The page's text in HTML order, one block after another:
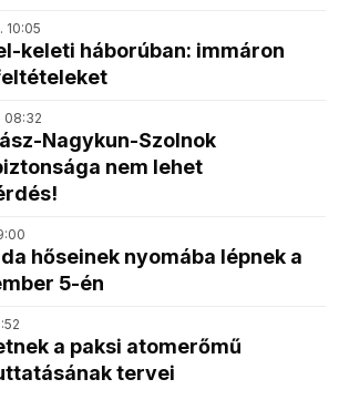
10:05
keleti háborúban: immáron
08:32
Nagykun-Szolnok
nem lehet
hőseinek nyomába lépnek a
5-én
a paksi atomerőmű
tervei